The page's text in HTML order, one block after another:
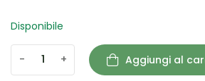
Disponibile
- + Aggiungi al